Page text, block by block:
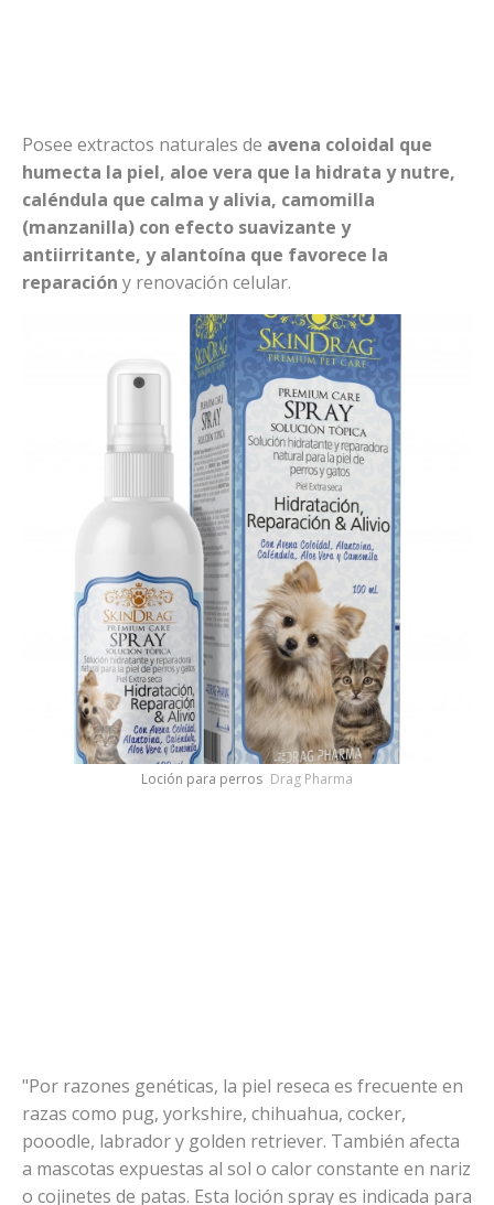
Posee extractos naturales de avena coloidal que
humecta la piel, aloe vera que la hidrata y nutre,
caléndula que calma y alivia, camomilla
(manzanilla) con efecto suavizante y
antiirritante, y alantoína que favorece la
reparación y renovación celular.
Loción para perros Drag Pharma
"Por razones genéticas, la piel reseca es frecuente en
razas como pug, yorkshire, chihuahua, cocker,
pooodle, labrador y golden retriever. También afecta
a mascotas expuestas al sol o calor constante en nariz
o cojinetes de patas. Esta loción spray es indicada para